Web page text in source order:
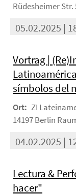
Rüdesheimer Str.
05.02.2025 |
Vortrag |
símbolos del
Ort: ZI
14197 Berlin
04.02.2025 |
Lectura &
hacer"